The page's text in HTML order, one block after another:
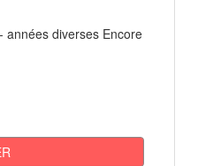
années diverses Encore